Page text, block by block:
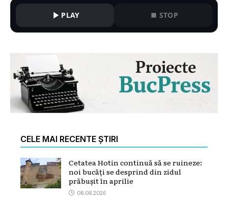
PLAY STOP
CELE MAI RECENTE ȘTIRI
Cetatea Hotin continuă să se ruineze:
noi bucăți se desprind din zidul
prăbușit în aprilie
08.08.2026